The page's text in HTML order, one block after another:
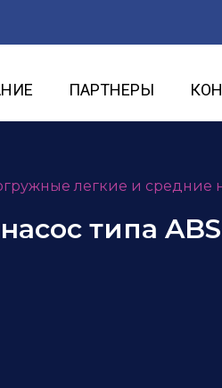
ПАРТНЕРЫ
легкие и средние
типа ABS